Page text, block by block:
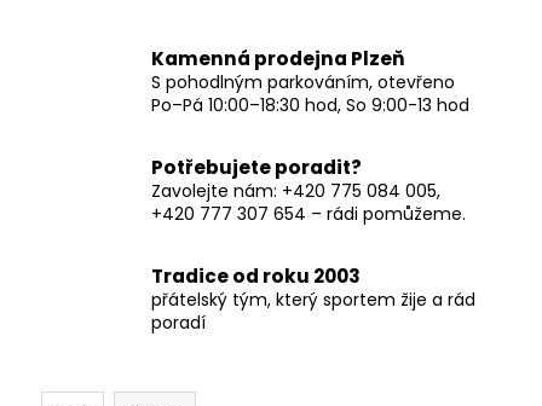
Kamenná prodejna Plzeň
S pohodlným parkováním, otevřeno
Po–Pá 10:00–18:30 hod, So 9:00-13 hod
Potřebujete poradit?
Zavolejte nám: +420 775 084 005,
+420 777 307 654 – rádi pomůžeme.
Tradice od roku 2003
přátelský tým, který sportem žije a rád
poradí